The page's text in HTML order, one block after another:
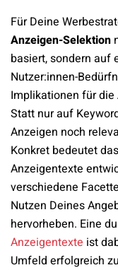
Für Deine
Anzeigen-Selektion
basiert, sondern auf
Nutzer:innen-
Implikationen für die
Statt nur auf
Anzeigen noch
Konkret bedeutet
Anzeigentexte
verschiedene
Nutzen Deines
hervorheben. Eine
Anzeigentexte ist
Umfeld erfolgreich